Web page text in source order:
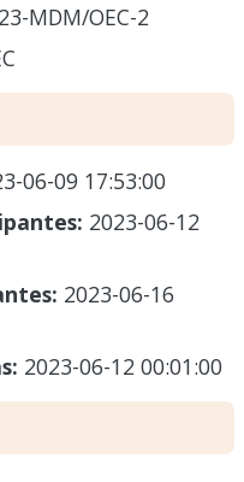
MDM/OEC-2
06-09 17:53:00
2023-06-12
2023-06-16
2023-06-12 00:01:00